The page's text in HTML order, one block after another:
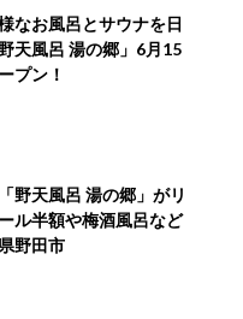
なお風呂とサウナを日
天風呂 湯の郷」6月15
プン！
野天風呂 湯の郷」がリ
ル半額や梅酒風呂など
野田市